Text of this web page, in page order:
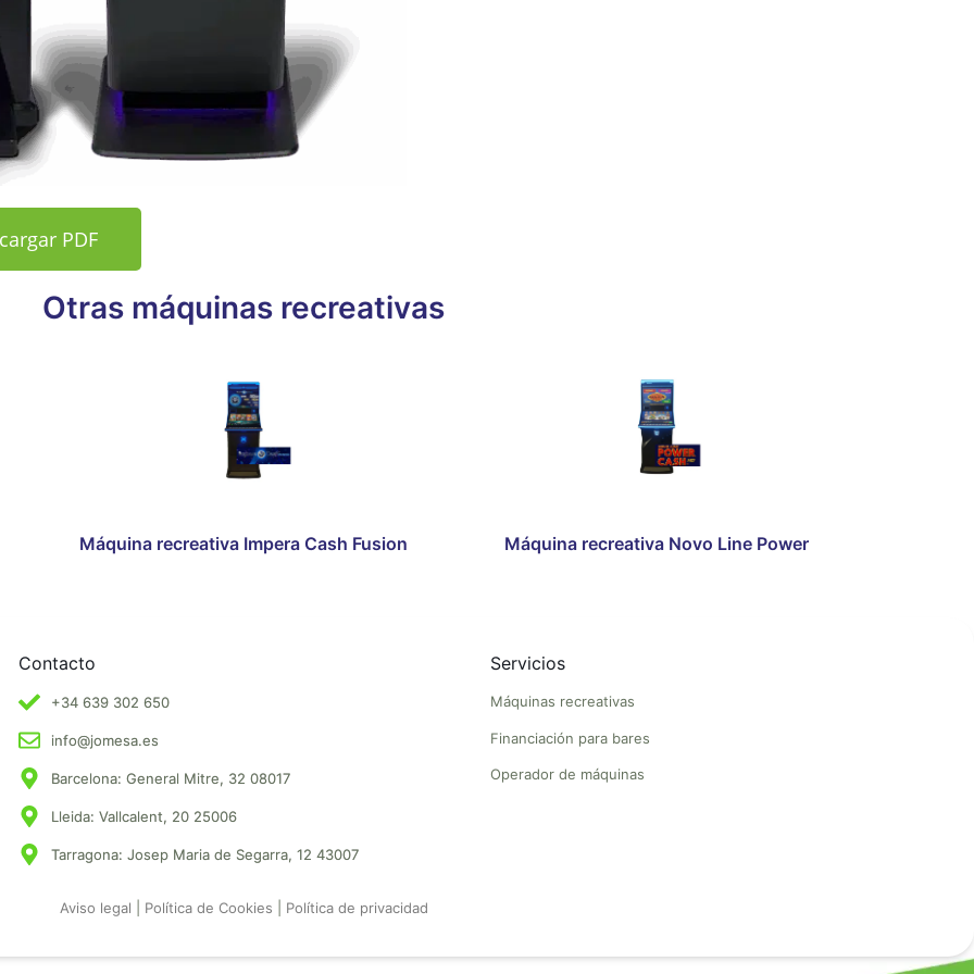
PDF
Otras máquinas recreativas
Máquina recreativa Impera Cash Fusion Máquina recreativa Novo Line Power
Contacto
+34 639 302 650
info@jomesa.es
Barcelona: General Mitre, 32 08017
Lleida: Vallcalent, 20 25006
Tarragona: Josep Maria de Segarra, 12 43007
Servicios
Máquinas recreativas
Financiación para bares
Operador de máquinas
Aviso legal Política de Cookies Política de privacidad